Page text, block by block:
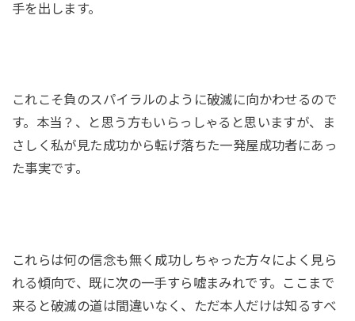
手を出します。
これこそ負のスパイラルのように破滅に向かわせるので
す。本当？、と思う方もいらっしゃると思いますが、ま
さしく私が見た成功から転げ落ちた一発屋成功者にあっ
た事実です。
これらは何の信念も無く成功しちゃった方々によく見ら
れる傾向で、既に次の一手すら嘘まみれです。ここまで
来ると破滅の道は間違いなく、ただ本人だけは知るすべ